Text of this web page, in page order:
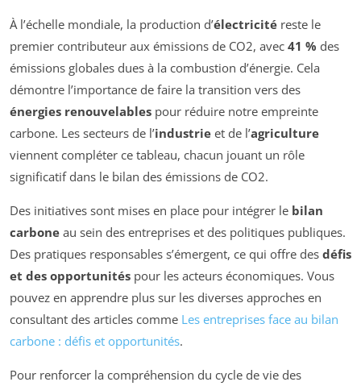
À l’échelle mondiale, la production d’électricité reste le
premier contributeur aux émissions de CO2, avec 41 % des
émissions globales dues à la combustion d’énergie. Cela
démontre l’importance de faire la transition vers des
énergies renouvelables pour réduire notre empreinte
carbone. Les secteurs de l’industrie et de l’agriculture
viennent compléter ce tableau, chacun jouant un rôle
significatif dans le bilan des émissions de CO2.
Des initiatives sont mises en place pour intégrer le bilan
carbone au sein des entreprises et des politiques publiques.
Des pratiques responsables s’émergent, ce qui offre des défis
et des opportunités pour les acteurs économiques. Vous
pouvez en apprendre plus sur les diverses approches en
consultant des articles comme Les entreprises face au bilan
carbone : défis et opportunités.
Pour renforcer la compréhension du cycle de vie des